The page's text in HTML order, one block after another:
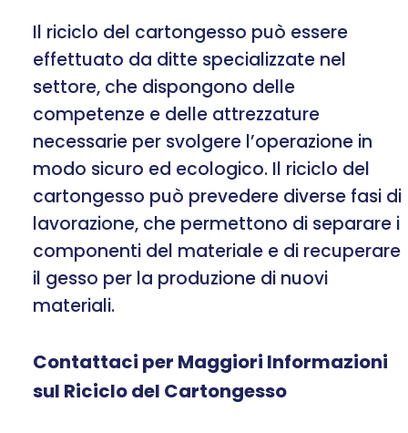
Il riciclo del cartongesso può essere
effettuato da ditte specializzate nel
settore, che dispongono delle
competenze e delle attrezzature
necessarie per svolgere l’operazione in
modo sicuro ed ecologico. Il riciclo del
cartongesso può prevedere diverse fasi di
lavorazione, che permettono di separare i
componenti del materiale e di recuperare
il gesso per la produzione di nuovi
materiali.
Contattaci per Maggiori Informazioni
sul Riciclo del Cartongesso